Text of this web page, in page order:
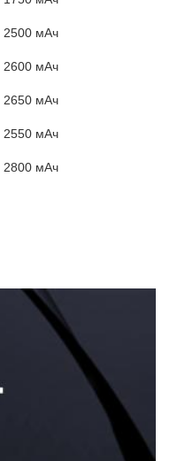
2500 мАч
2600 мАч
2650 мАч
2550 мАч
2800 мАч